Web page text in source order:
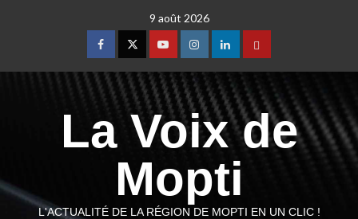
9 août 2026
La Voix de
Mopti
L'ACTUALITÉ DE LA RÉGION DE MOPTI EN UN CLIC !